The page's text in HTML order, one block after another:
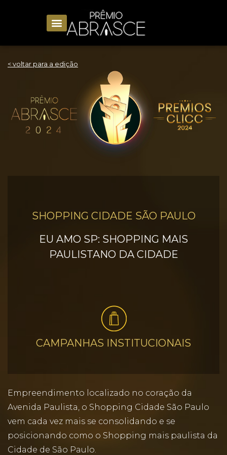
< voltar para a edição
SHOPPING CIDADE SÃO PAULO
EU AMO SP: SHOPPING MAIS
PAULISTANO DA CIDADE
CAMPANHAS INSTITUCIONAIS
Empreendimento localizado no coração da
Avenida Paulista, o Shopping Cidade São Paulo
vem cada vez mais se consolidando e se
posicionando como o Shopping mais paulista da
Cidade de São Paulo.